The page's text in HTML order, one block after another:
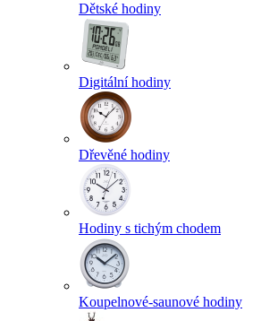
Dětské hodiny
Digitální hodiny
Dřevěné hodiny
Hodiny s tichým chodem
Koupelnové-saunové hodiny